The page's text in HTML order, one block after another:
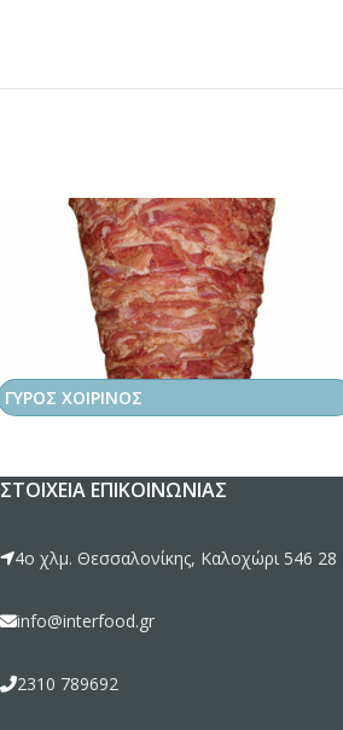
ΓΥΡΟΣ ΧΟΙΡΙΝΟΣ
ΣΤΟΙΧΕΊΑ ΕΠΙΚΟΙΝΩΝΊΑΣ
4ο χλμ. Θεσσαλονίκης, Καλοχώρι 546 28
info@interfood.gr
2310 789692